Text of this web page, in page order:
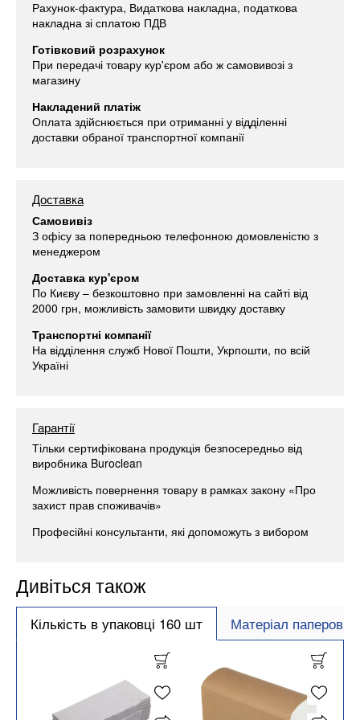
Рахунок-фактура, Видаткова накладна, податкова
накладна зі сплатою ПДВ
Готівковий розрахунок
При передачі товару кур'єром або ж самовивозі з
магазину
Накладений платіж
Оплата здійснюється при отриманні у відділенні
доставки обраної транспортної компанії
Доставка
Самовивіз
З офісу за попередньою телефонною домовленістю з
менеджером
Доставка кур'єром
По Києву – безкоштовно при замовленні на сайті від
2000 грн, можливість замовити швидку доставку
Транспортні компанії
На відділення служб Нової Пошти, Укрпошти, по всій
Україні
Гарантії
Тільки сертифікована продукція безпосередньо від
виробника Buroclean
Можливість повернення товару в рамках закону «Про
захист прав споживачів»
Професійні консультанти, які допоможуть з вибором
Дивіться також
Кількість в упаковці 160 шт Матеріал паперовий